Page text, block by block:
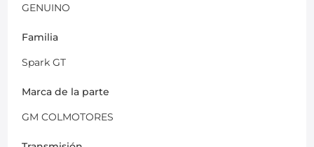
GENUINO
Familia
Spark GT
Marca de la parte
GM COLMOTORES